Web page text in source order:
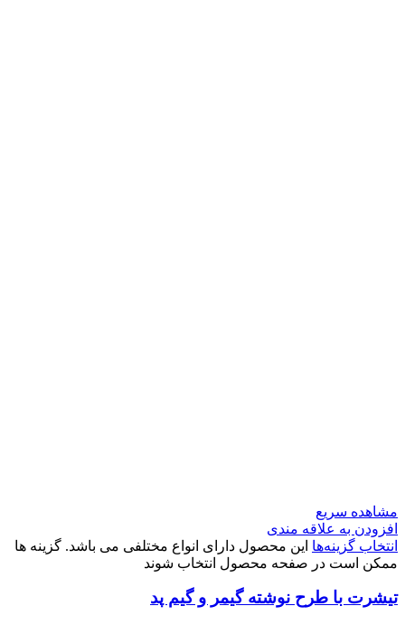
مشاهده سریع
افزودن به علاقه مندی
انتخاب گزینه‌ها این محصول دارای انواع مختلفی می باشد. گزینه ها
ممکن است در صفحه محصول انتخاب شوند
تیشرت با طرح نوشته گیمر و گیم پد